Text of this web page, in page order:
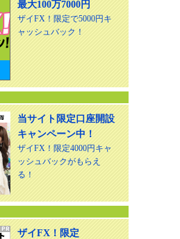
最大100万7000円
ザイFX！限定で5000円キ
ャッシュバック！
当サイト限定口座開設
キャンペーン中！
ザイFX！限定4000円キャ
ッシュバックがもらえ
る！
ザイFX！限定